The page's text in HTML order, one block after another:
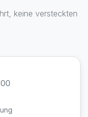
keine versteckten